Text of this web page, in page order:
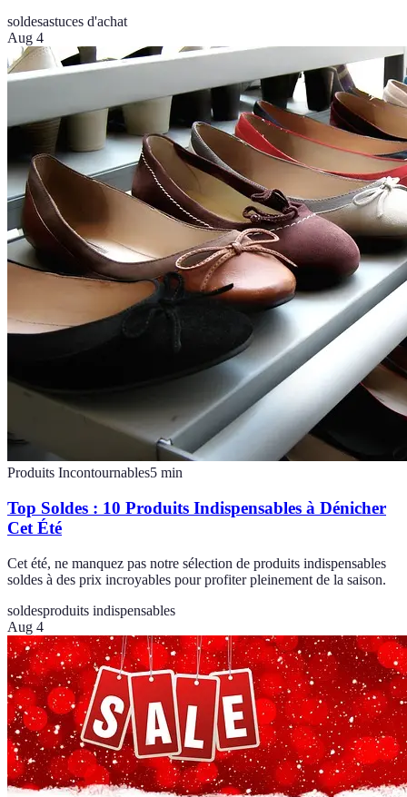
soldesastuces d'achat
Aug 4
Produits Incontournables5 min
Top Soldes : 10 Produits Indispensables à Dénicher
Cet Été
Cet été, ne manquez pas notre sélection de produits indispensables
soldes à des prix incroyables pour profiter pleinement de la saison.
soldesproduits indispensables
Aug 4